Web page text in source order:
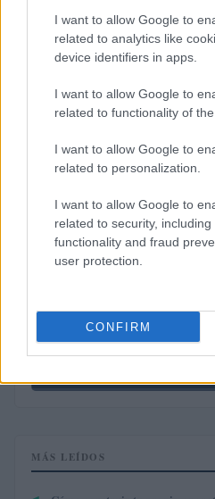
I want to allow Google to
related to analytics like
device identifiers in apps.
I want to allow Google to
related to functionality of
I want to allow Google to
related to personalization.
I want to allow Google to
related to security,
functionality and fraud
user protection.
CONFIRM
(BNB)
(XRP)
Solana
Terra Luna Classic
MÁS LEÍDOS